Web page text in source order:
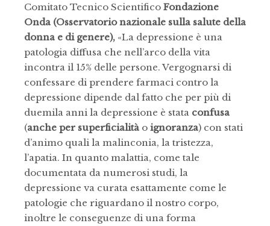
Comitato Tecnico Scientifico Fondazione
Onda (Osservatorio nazionale sulla salute della
donna e di genere), «La depressione è una
patologia diffusa che nell’arco della vita
incontra il 15% delle persone. Vergognarsi di
confessare di prendere farmaci contro la
depressione dipende dal fatto che per più di
duemila anni la depressione è stata confusa
(anche per superficialità o ignoranza) con stati
d’animo quali la malinconia, la tristezza,
l’apatia. In quanto malattia, come tale
documentata da numerosi studi, la
depressione va curata esattamente come le
patologie che riguardano il nostro corpo,
inoltre le conseguenze di una forma